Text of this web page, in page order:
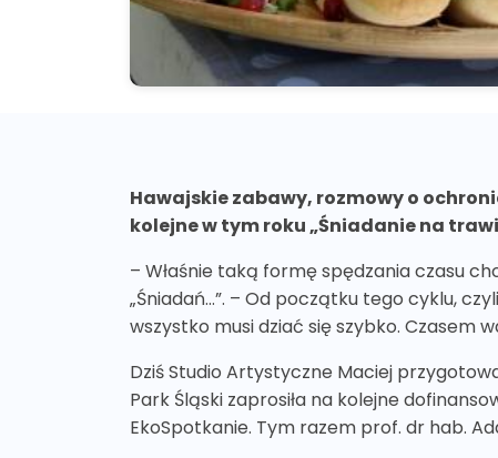
Hawajskie zabawy, rozmowy o
kolejne w tym roku „Śniadanie na
– Właśnie taką formę spędzania czasu
„Śniadań…”. – Od początku tego cyklu,
wszystko musi dziać się szybko. Czasem
Dziś Studio Artystyczne Maciej
Park Śląski zaprosiła na kolejne
EkoSpotkanie. Tym razem prof. dr hab.